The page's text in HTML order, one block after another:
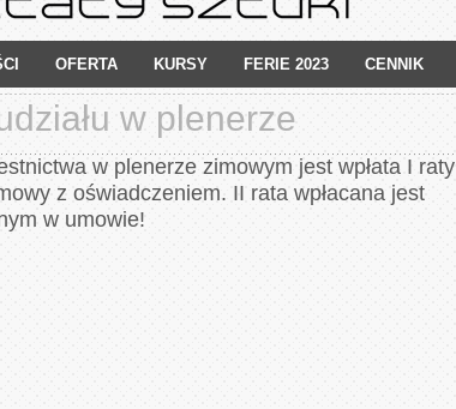
OFERTA KURSY FERIE 2023 CENNIK
w plenerze
w plenerze zimowym jest wpłata I raty
z oświadczeniem. II rata wpłacana jest
w umowie!